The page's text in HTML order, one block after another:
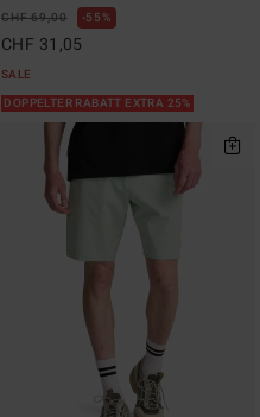
CHF 69,00 55%
CHF 31,05
SALE
DOPPELTER RABATT EXTRA 25%